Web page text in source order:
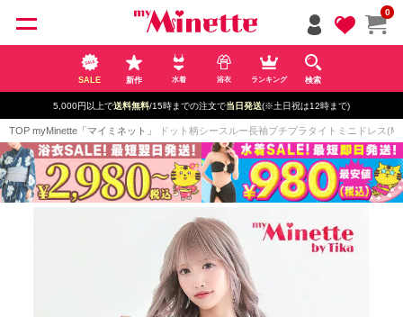
0
SALE 新作 水着 浴衣 ランキング 検索
5,000円以上で送料無料/15時までの注文で当日発送(※土日祝は12時まで)
TOP myMinette「マイミネット」 ドット柄シースルー長袖プチプラタイトミニドレス
ペー
ジト
ップ